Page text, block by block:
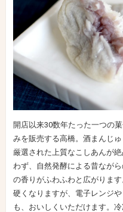
開店以来30数年たった一つの
みを販売する高橋。酒まんじ
厳選された上質なこしあんが
わず、自然発酵による昔なが
の香りがふわふわと広がりま
硬くなりますが、電子レンジ
も、おいしくいただけます。冷